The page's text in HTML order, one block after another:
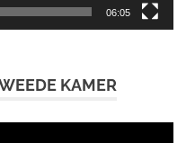
06:05
KAMER